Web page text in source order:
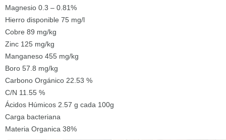
Magnesio 0.3 – 0.81%
Hierro disponible 75 mg/l
Cobre 89 mg/kg
Zinc 125 mg/kg
Manganeso 455 mg/kg
Boro 57.8 mg/kg
Carbono Orgánico 22.53 %
C/N 11.55 %
Ácidos Húmicos 2.57 g cada 100g
Carga bacteriana
Materia Organica 38%